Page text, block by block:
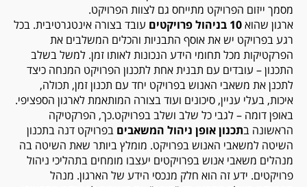
מסמך ייזום הפרויקט מתייחס גם לצוות הפרויקט.
ארגון שהוא10 בניהול פרויקטים
עובד בצורה אינטגרטיבית. בכל
רגע בפרויקט יש את אוסף התבניות והכלים המשלבים את
הפרקטיקות מכל תחומי הידע הנכונות לאותו זמן. למשל בשלב
התכנון – עובדים עם תבנית אחת לתכנון הפרויקט המנחה כיצד
לתכנן את משאבי האנוש בפרויקט יחד עם תכנון זמן, תכולה,
איכות, בעלי עניין, סיכונים ועוד בצורה המותאמת לארגון הספציפי.
באופן דומה – לגבי כל שלב ושלב בפרויקט.כך, הפרקטיקה
הראשונה בתכנון אופן ניהול המשאבים בפרויקט דנה בתכנון
השיטה למשאבי האנוש בפרויקט. מומלץ ביותר שאת השיטה בה
מנהלים משאבי אנוש בפרויקטים יעצבו מומחים בתהליכי ניהול
פרויקטים. ידע זה הוא חלק מנכסי הידע של הארגון. מנהל